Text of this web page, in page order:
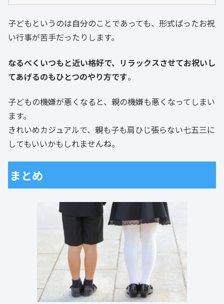
子どもというのは自分のことであっても、形式ばったお祝
い行事が苦手だったりします。
なるべくいつもと近い格好で、リラックスさせてお祝いし
てあげるのもひとつのやり方です。
子どもの機嫌が悪くなると、親の機嫌も悪くなってしまい
ます。
きれいめカジュアルで、親も子も肩ひじ張らない七五三に
してもいいかもしれませんね。
まとめ